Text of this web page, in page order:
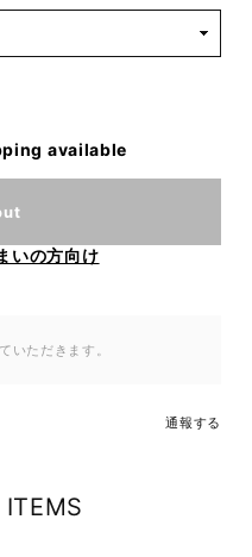
available
いの方向け
いただきます。
通報する
ITEMS